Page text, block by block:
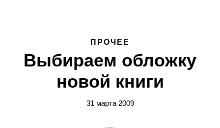
ПРОЧЕЕ
Выбираем обложку
новой книги
31 марта 2009